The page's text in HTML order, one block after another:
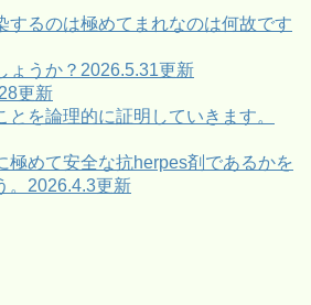
するのは極めてまれなのは何故です
ょうか？2026.5.31更新
更新
を論理的に証明していきます。
極めて安全な抗herpes剤であるかを
。2026.4.3更新